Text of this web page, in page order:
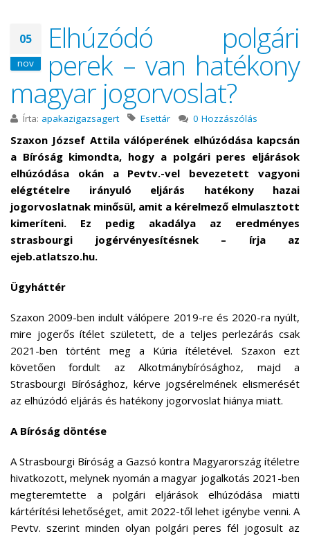
05
nov
Elhúzódó polgári
perek – van hatékony
magyar jogorvoslat?
Írta: apakazigazsagert Esettár 0 Hozzászólás
Szaxon József Attila válóperének elhúzódása kapcsán
a Bíróság kimondta, hogy a polgári peres eljárások
elhúzódása okán a Pevtv.-vel bevezetett vagyoni
elégtételre irányuló eljárás hatékony hazai
jogorvoslatnak minősül, amit a kérelmező elmulasztott
kimeríteni. Ez pedig akadálya az eredményes
strasbourgi jogérvényesítésnek – írja az
ejeb.atlatszo.hu.
Ügyháttér
Szaxon 2009-ben indult válópere 2019-re és 2020-ra nyúlt,
mire jogerős ítélet született, de a teljes perlezárás csak
2021-ben történt meg a Kúria ítéletével. Szaxon ezt
követően fordult az Alkotmánybírósághoz, majd a
Strasbourgi Bírósághoz, kérve jogsérelmének elismerését
az elhúzódó eljárás és hatékony jogorvoslat hiánya miatt.
A Bíróság döntése
A Strasbourgi Bíróság a Gazsó kontra Magyarország ítéletre
hivatkozott, melynek nyomán a magyar jogalkotás 2021-ben
megteremtette a polgári eljárások elhúzódása miatti
kártérítési lehetőséget, amit 2022-től lehet igénybe venni. A
Pevtv. szerint minden olyan polgári peres fél jogosult az